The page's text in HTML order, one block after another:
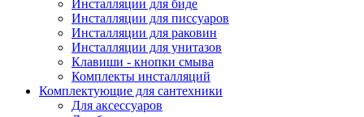
Инсталляции для биде
Инсталляции для писсуаров
Инсталляции для раковин
Инсталляции для унитазов
Клавиши - кнопки смыва
Комплекты инсталляций
Комплектующие для сантехники
Для аксессуаров